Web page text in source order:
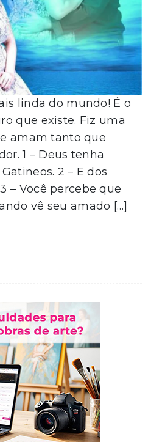
linda do mundo! É o
que existe. Fiz uma
amam tanto que
1 – Deus tenha
2 – E dos
– Você percebe que
vê seu amado […]